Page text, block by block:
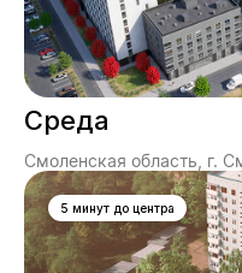
Среда
Смоленская область, г.
5 минут до центра